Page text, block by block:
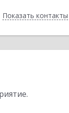
Показать контакты
Назад